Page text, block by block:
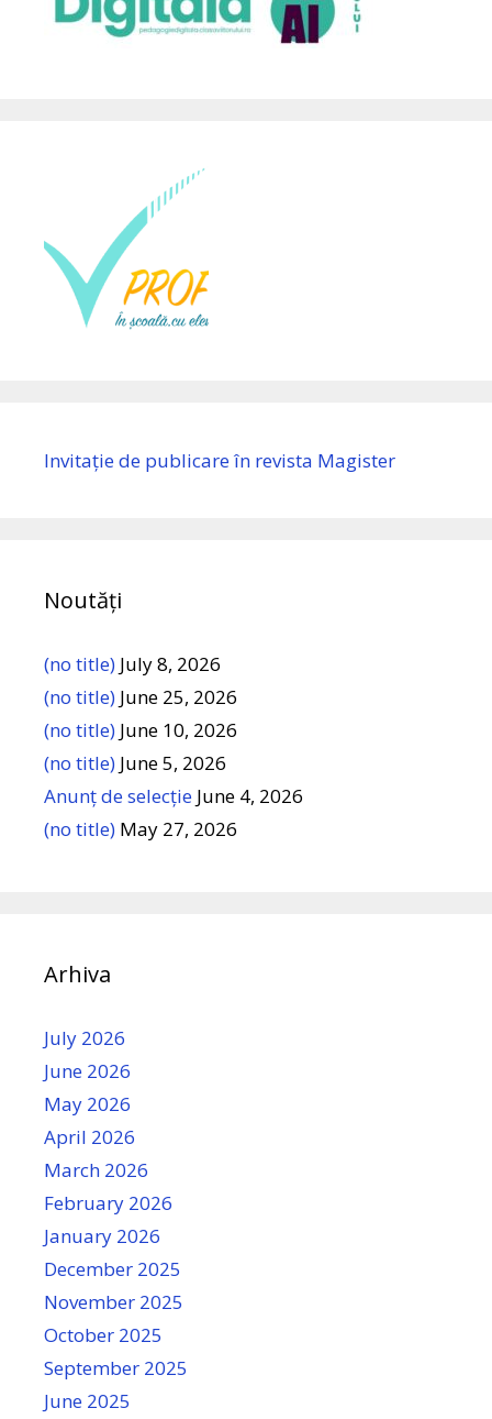
Invitație de publicare în revista Magister
Noutăți
(no title) July 8, 2026
(no title) June 25, 2026
(no title) June 10, 2026
(no title) June 5, 2026
Anunț de selecție June 4, 2026
(no title) May 27, 2026
Arhiva
July 2026
June 2026
May 2026
April 2026
March 2026
February 2026
January 2026
December 2025
November 2025
October 2025
September 2025
June 2025